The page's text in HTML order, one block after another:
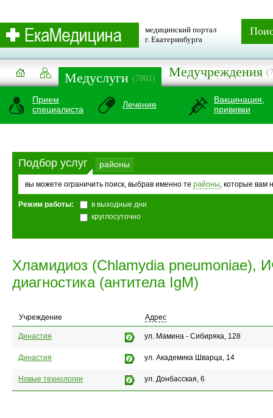
медицинский портал
г. Екатеринбурга
Медуслуги (7801) Медучреждения
Прием
специалиста
Лечение
Вакцинация,
прививки
Подбор услуг районы
вы можете ограничить поиск, выбрав именно те районы, которые вам
Режим работы:
в выходные дни
круглосуточно
Хламидиоз (Chlamydia pneumoniae),
диагностика (антитела IgМ)
Учреждение Адрес
Династия ул. Мамина - Сибиряка, 128
Династия ул. Академика Шварца, 14
Новые технологии ул. Донбасская, 6